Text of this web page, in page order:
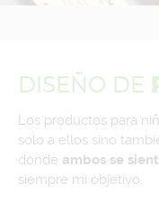
DISEÑO DE
Los productos para
solo a ellos sino
donde ambos se
siempre mi objetivo.